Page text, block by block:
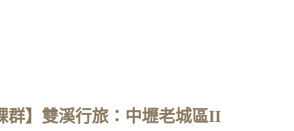
群】雙溪行旅 ：中壢老城區II